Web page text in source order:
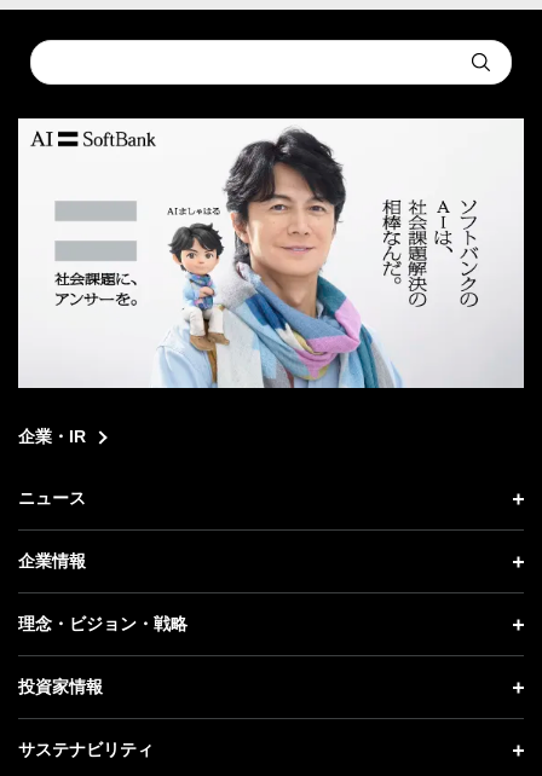
Conduct
a
Submit
企業・IR
ニュース
ニュース トップ
プレスリリース
更新情報
記者説明会
企業情報
企業情報 トップ
社長メッセージ
事業紹介
理念・ビジョン・戦略
理念・ビジョン・戦略 トップ
成長戦略「Activate AI for Society」
投資家情報
投資家情報 トップ
サステナビリティ